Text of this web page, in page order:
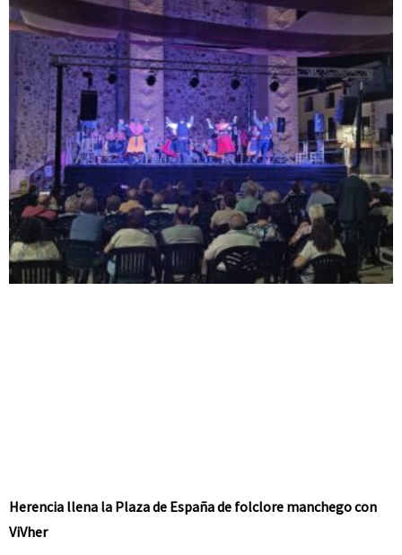
Herencia llena la Plaza de España de folclore manchego con
ViVher